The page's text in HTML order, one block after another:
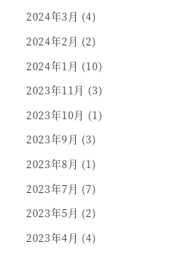
2024年3月 (4)
2024年2月 (2)
2024年1月 (10)
2023年11月 (3)
2023年10月 (1)
2023年9月 (3)
2023年8月 (1)
2023年7月 (7)
2023年5月 (2)
2023年4月 (4)